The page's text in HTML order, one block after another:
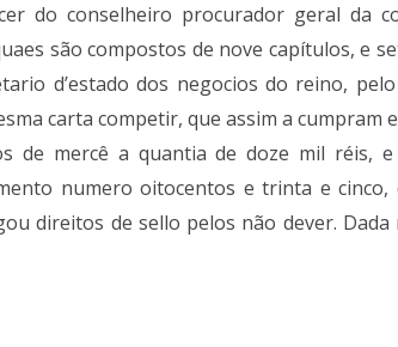
do conselheiro procurador geral da
são compostos de nove capítulos, e
d’estado dos negocios do reino,
carta competir, que assim a
de mercê a quantia de doze mil
numero oitocentos e trinta e
direitos de sello pelos não dever.